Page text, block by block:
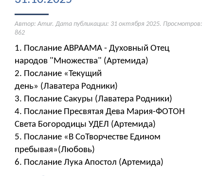
Автор: Amur. Дата публикации: 31 октября 2025. Просмотров:
862
1. Послание АВРААМА - Духовный Отец
народов "Множества" (Артемида)
2. Послание «Текущий
день» (Лаватера Родники)
3. Послание Сакуры (Лаватера Родники)
4. Послание Пресвятая Дева Мария-ФОТОН
Света Богородицы УДЕЛ (Артемида)
5. Послание «В СоТворчестве Едином
пребывая»(Любовь)
6. Послание Лука Апостол (Артемида)